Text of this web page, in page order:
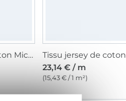
Tissu jersey de coton Mickey Mouse, blanc cassé
23,14 € / m
(15,43 € / 1 m²)